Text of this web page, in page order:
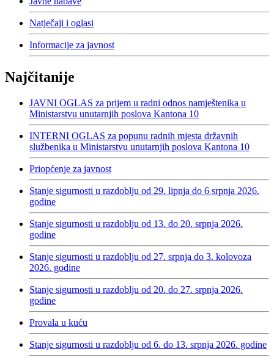
Natječaji i oglasi
Informacije za javnost
Najčitanije
JAVNI OGLAS za prijem u radni odnos namještenika u
Ministarstvu unutarnjih poslova Kantona 10
INTERNI OGLAS za popunu radnih mjesta državnih
službenika u Ministarstvu unutarnjih poslova Kantona 10
Priopćenje za javnost
Stanje sigurnosti u razdoblju od 29. lipnja do 6 srpnja 2026.
godine
Stanje sigurnosti u razdoblju od 13. do 20. srpnja 2026.
godine
Stanje sigurnosti u razdoblju od 27. srpnja do 3. kolovoza
2026. godine
Stanje sigurnosti u razdoblju od 20. do 27. srpnja 2026.
godine
Provala u kuću
Stanje sigurnosti u razdoblju od 6. do 13. srpnja 2026. godine